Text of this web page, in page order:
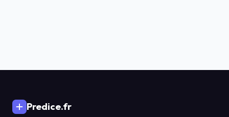
Predice.fr